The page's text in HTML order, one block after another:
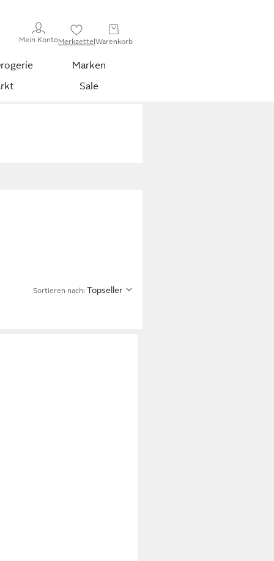
Mein KontoMerkzettelWarenkorb
Marken
Sale
Sortieren nach: Topseller